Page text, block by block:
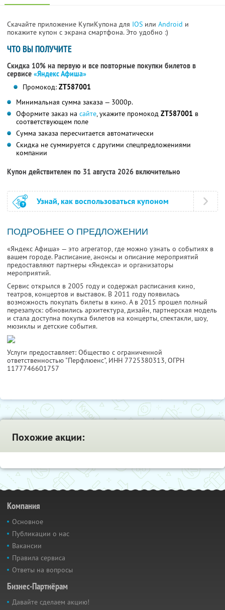
Скачайте приложение КупиКупона для IOS или Android и
покажите купон с экрана смартфона. Это удобно :)
ЧТО ВЫ ПОЛУЧИТЕ
Скидка 10% на первую и все повторные покупки билетов в
сервисе «Яндекс Афиша»
Промокод: ZT587001
Минимальная сумма заказа — 3000р.
Оформите заказ на сайте, укажите промокод ZT587001 в
соответствующем поле
Сумма заказа пересчитается автоматически
Скидка не суммируется с другими спецпредложениями
компании
Купон действителен по 31 августа 2026 включительно
Узнай, как воспользоваться купоном
ПОДРОБНЕЕ О ПРЕДЛОЖЕНИИ
«Яндекс Афиша» — это агрегатор, где можно узнать о событиях в
вашем городе. Расписание, анонсы и описание мероприятий
предоставляют партнеры «Яндекса» и организаторы
мероприятий.
Сервис открылся в 2005 году и содержал расписания кино,
театров, концертов и выставок. В 2011 году появилась
возможность покупать билеты в кино. А в 2015 прошел полный
перезапуск: обновились архитектура, дизайн, партнерская модель
и стала доступна покупка билетов на концерты, спектакли, шоу,
мюзиклы и детские события.
Услуги предоставляет: Общество с ограниченной
ответственностью "Перфлюенс", ИНН 7725380313, ОГРН
1177746601757
Похожие акции:
Компания
Основное
Публикации о нас
Вакансии
Правила сервиса
Ответы на вопросы
Бизнес-Партнёрам
Давайте сделаем акцию!